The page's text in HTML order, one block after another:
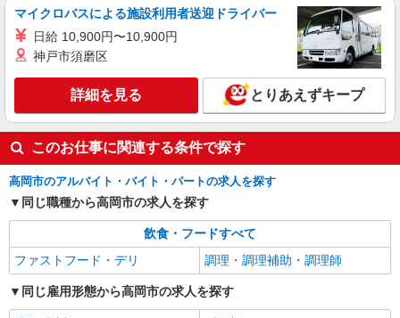
☆COCO’S 城東店☆
レストラン キッチン/COCO'S
時給1100円〜 ※22時以降は時給1375円〜 高校
富山県高岡市中川園町11-15
キープ 詳細を見る
マイクロバスによる施設利用者送迎ドライバー
日給 10,900円〜10,900円
神戸市須磨区
詳細を見る とりあえずキープ
このお仕事に関連する条件で探す
高岡市のアルバイト・バイト・パートの求人を探す
同じ職種から高岡市の求人を探す
飲食・フードすべて
ファストフード・デリ
調理・調理補助・調理師
同じ雇用形態から高岡市の求人を探す